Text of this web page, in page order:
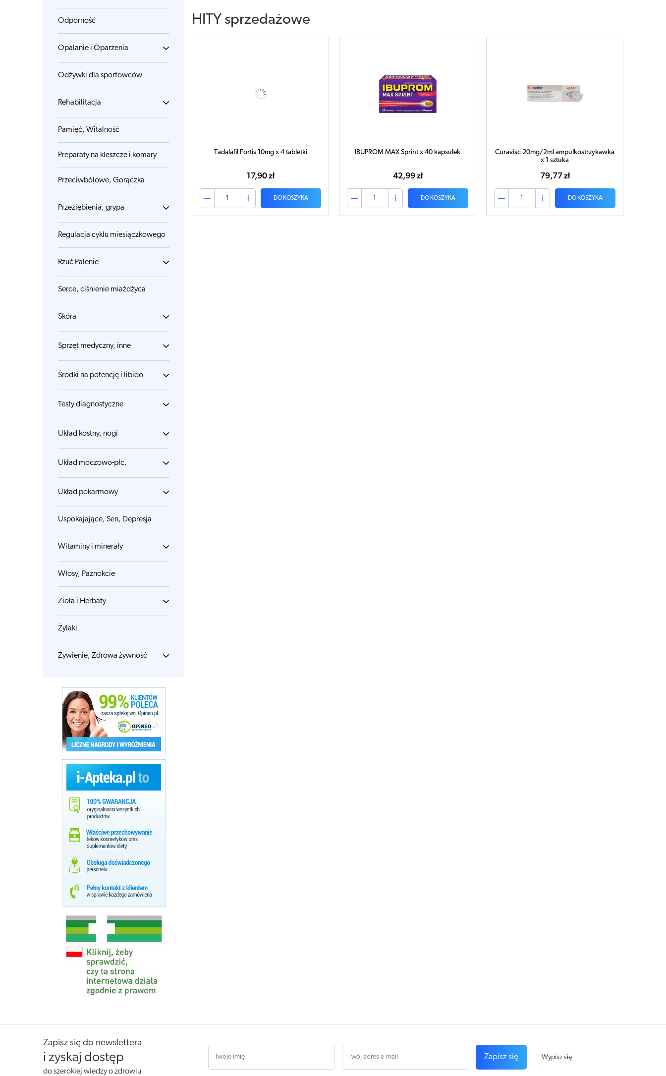
Odporność
Opalanie i Oparzenia
Odżywki dla sportowców
Rehabilitacja
Pamięć, Witalność
Preparaty na kleszcze i komary
Przeciwbólowe, Gorączka
Przeziębienia, grypa
Regulacja cyklu miesiączkowego
Rzuć Palenie
Serce, ciśnienie miażdżyca
Skóra
Sprzęt medyczny, inne
Środki na potencję i libido
Testy diagnostyczne
Układ kostny, nogi
Układ moczowo-płc.
Układ pokarmowy
Uspokajające, Sen, Depresja
Witaminy i minerały
Włosy, Paznokcie
Zioła i Herbaty
Żylaki
Żywienie, Zdrowa żywność
HITY sprzedażowe
Tadalafil Fortis 10mg x 4 tabletki
17,90 zł
DO KOSZYKA
IBUPROM MAX Sprint x 40 kapsułek
42,99 zł
DO KOSZYKA
Curavisc 20mg/2ml ampułkostrzykawka
x 1 sztuka
79,77 zł
DO KOSZYKA
Zapisz się do newslettera
i zyskaj dostęp
do szerokiej wiedzy o zdrowiu
Zapisz się Wypisz się